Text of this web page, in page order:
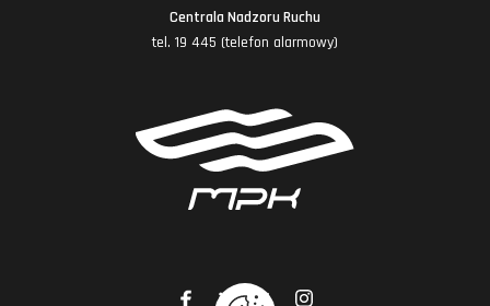
Centrala Nadzoru Ruchu
tel. 19 445 (telefon alarmowy)